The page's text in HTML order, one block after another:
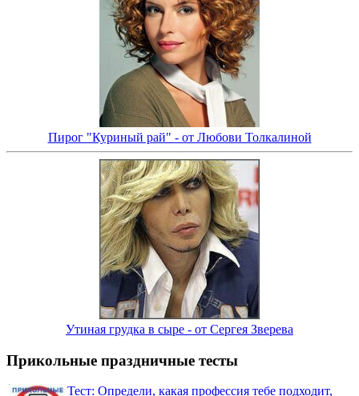
Пирог "Куриный рай" - от Любови Толкалиной
Утиная грудка в сыре - от Сергея Зверева
Прикольные праздничные тесты
Тест: Определи, какая профессия тебе подходит,